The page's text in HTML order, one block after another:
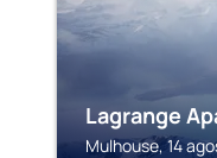
Lagrange
Mulhouse, 14